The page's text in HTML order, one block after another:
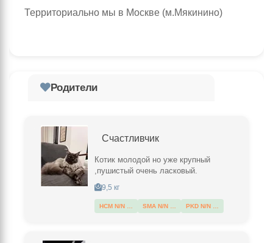
Территориально мы в Москве (м.Мякинино)
Родители
Счастливчик
Котик молодой но уже крупный
,пушистый очень ласковый.
9,5 кг
HCM N/N … SMA N/N … PKD N/N …